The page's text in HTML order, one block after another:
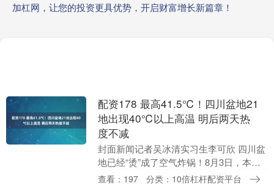
加杠网，让您的投资更具优势，开启财富增长新篇章！
配资178 最高41.5℃！四川盆地21
地出现40℃以上高温 明后两天热
度不减
封面新闻记者吴冰清实习生李可欣 四川盆
地已经“烫”成了空气炸锅！8月3日，本轮
高温的巅峰到来，四川盆地连片40℃已出
查看：197 分类：10倍杠杆配资平台